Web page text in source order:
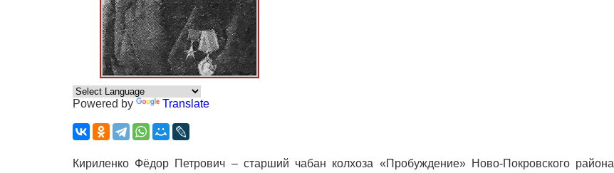
Powered by Translate
Кириленко Фёдор Петрович – старший чабан колхоза «Пробуждение» Ново-Покровского района